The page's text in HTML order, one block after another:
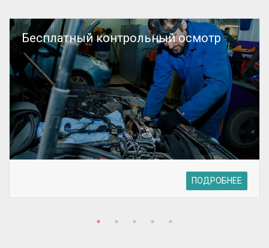
Бесплатный контрольный осмотр
ПОДРОБНЕЕ